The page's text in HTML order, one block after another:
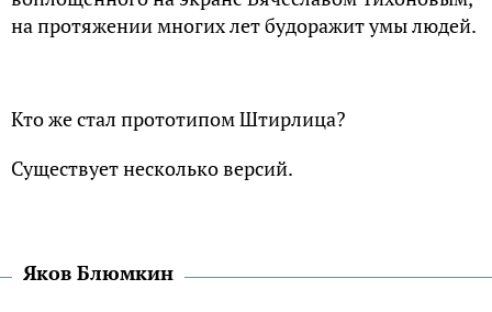
на протяжении многих лет будоражит умы людей.
Кто же стал прототипом Штирлица?
Существует несколько версий.
Яков Блюмкин